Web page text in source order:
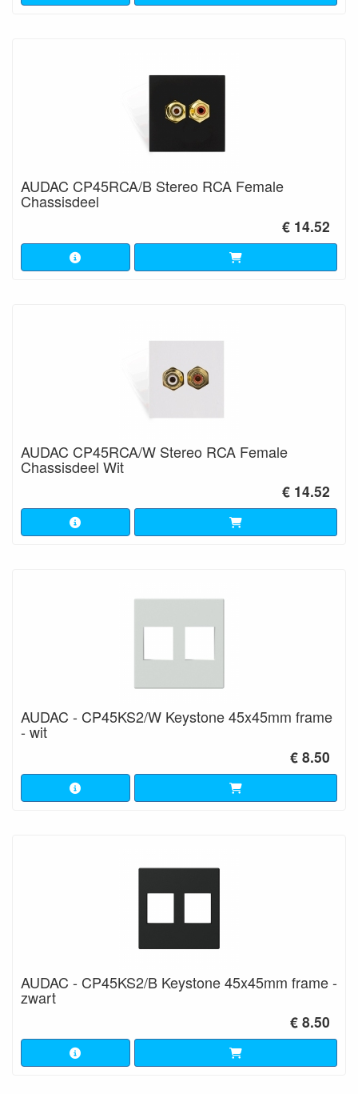
AUDAC CP45RCA/B Stereo RCA Female
Chassisdeel
€ 14.52
AUDAC CP45RCA/W Stereo RCA Female
Chassisdeel Wit
€ 14.52
AUDAC - CP45KS2/W Keystone 45x45mm frame
- wit
€ 8.50
AUDAC - CP45KS2/B Keystone 45x45mm frame -
zwart
€ 8.50